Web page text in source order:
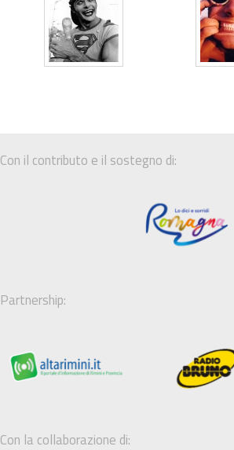
Con il contributo e il sostegno di:
Partnership:
Con la collaborazione di: